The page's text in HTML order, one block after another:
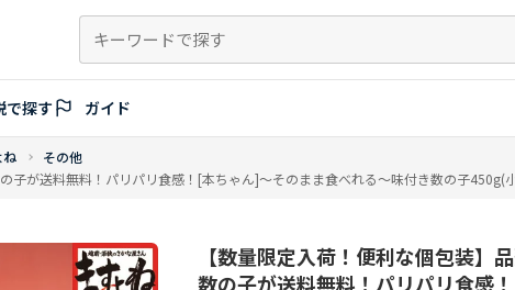
で探す ガイド
ね
その他
の子が送料無料！パリパリ食感！[本ちゃん]〜そのまま食べれる〜味付き数の子
【数量限定入荷！便利な個包装】
数の子が送料無料！パリパリ食感